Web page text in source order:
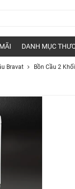
DANH MỤC
Bravat Bồn Cầu 2